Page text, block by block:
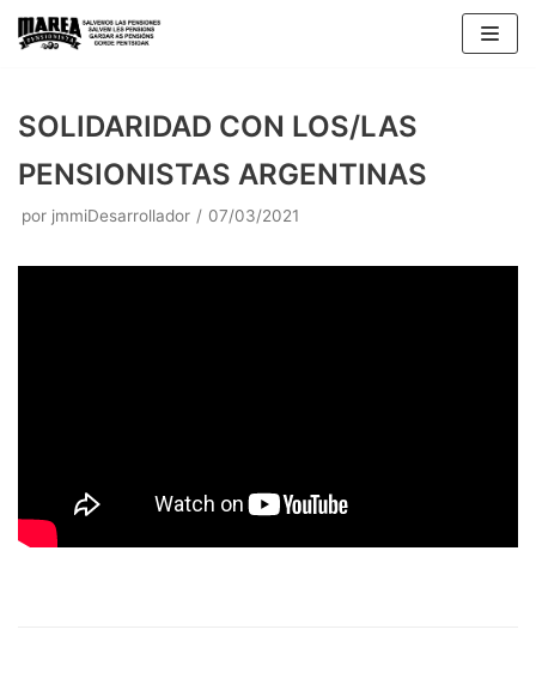
Saltar
SOLIDARIDAD CON LOS/LAS
PENSIONISTAS ARGENTINAS
por jmmiDesarrollador 07/03/2021